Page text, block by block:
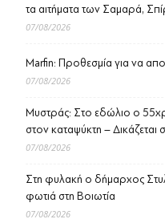
τα αιτήματα των Σαμαρά,
07/08/2026
Marfin: Προθεσμία για να
07/08/2026
Μυστράς: Στο εδώλιο ο
στον καταψύκτη –
07/08/2026
Στη φυλακή ο δήμαρχος
φωτιά στη Βοιωτία
07/08/2026